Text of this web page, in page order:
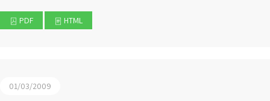
PDF HTML
01/03/2009